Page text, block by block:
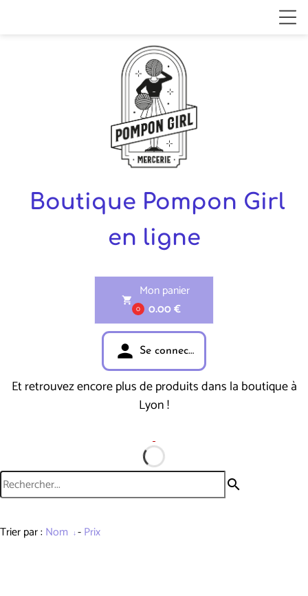
Boutique Pompon Girl
en ligne
shopping_cart
0
Mon panier
0.00 €
person Se connecter
Et retrouvez encore plus de produits dans la boutique à
Lyon !
search
Trier par : Nom -Prix